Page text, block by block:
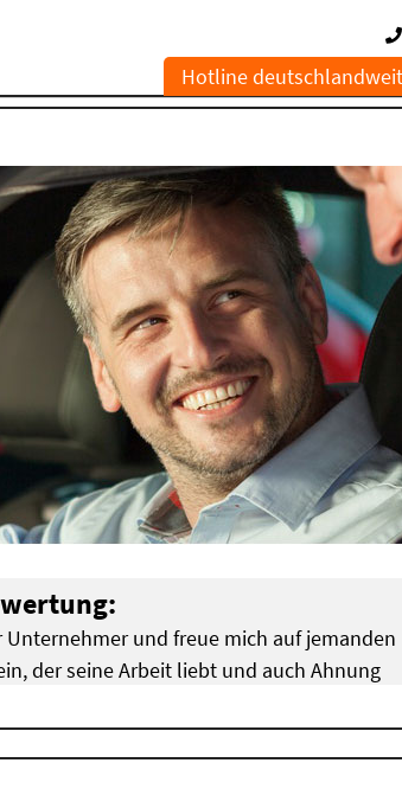
Hotline
Unternehmer und freue mich auf jemanden
der seine Arbeit liebt und auch Ahnung
(BMW Motorschaden)